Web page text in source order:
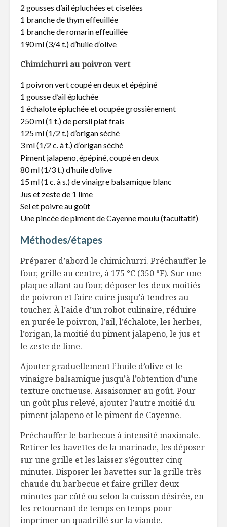
2 gousses d’ail épluchées et ciselées
1 branche de thym effeuillée
1 branche de romarin effeuillée
190 ml (3/4 t.) d’huile d’olive
Chimichurri au poivron vert
1 poivron vert coupé en deux et épépiné
1 gousse d’ail épluchée
1 échalote épluchée et ocupée grossièrement
250 ml (1 t.) de persil plat frais
125 ml (1/2 t.) d’origan séché
3 ml (1/2 c. à t.) d’origan séché
Piment jalapeno, épépiné, coupé en deux
80 ml (1/3 t.) d’huile d’olive
15 ml (1 c. à s.) de vinaigre balsamique blanc
Jus et zeste de 1 lime
Sel et poivre au goût
Une pincée de piment de Cayenne moulu (facultatif)
Méthodes/étapes
Préparer d’abord le chimichurri. Préchauffer le
four, grille au centre, à 175 °C (350 °F). Sur une
plaque allant au four, déposer les deux moitiés
de poivron et faire cuire jusqu’à tendres au
toucher. À l’aide d’un robot culinaire, réduire
en purée le poivron, l’ail, l’échalote, les herbes,
l’origan, la moitié du piment jalapeno, le jus et
le zeste de lime.
Ajouter graduellement l’huile d’olive et le
vinaigre balsamique jusqu’à l’obtention d’une
texture onctueuse. Assaisonner au goût. Pour
un goût plus relevé, ajouter l’autre moitié du
piment jalapeno et le piment de Cayenne.
Préchauffer le barbecue à intensité maximale.
Retirer les bavettes de la marinade, les déposer
sur une grille et les laisser s’égoutter cinq
minutes. Disposer les bavettes sur la grille très
chaude du barbecue et faire griller deux
minutes par côté ou selon la cuisson désirée, en
les retournant de temps en temps pour
imprimer un quadrillé sur la viande.
Le thé : l’infusion
parfaite pour votre
santé !
Fudge glacé
Metro augmente
son offre en ligne
pour mieux servir
encore plus de
québécois